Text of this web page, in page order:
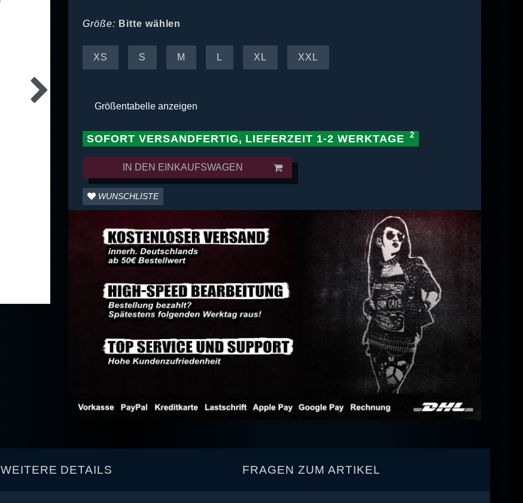
Größe: Bitte wählen
XS S M L XL XXL
Größentabelle anzeigen
SOFORT VERSANDFERTIG, LIEFERZEIT 1-2 WERKTAGE
IN DEN EINKAUFSWAGEN
WUNSCHLISTE
WEITERE DETAILS FRAGEN ZUM ARTIKEL